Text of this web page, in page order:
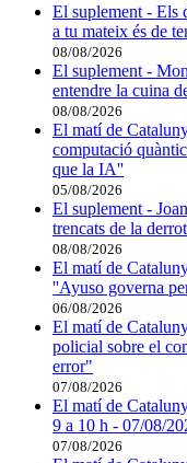
El suplement - Els
a tu mateix és de
08/08/2026
El suplement -
entendre la cuina
08/08/2026
El matí de
computació
que la IA''
05/08/2026
El suplement -
trencats de la
08/08/2026
El matí de
''Ayuso governa
06/08/2026
El matí de
policial sobre el
error"
07/08/2026
El matí de
9 a 10 h - 07/08/
07/08/2026